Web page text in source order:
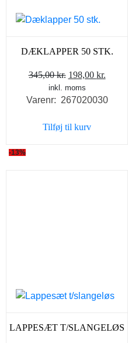
DÆKLAPPER 50 STK.
345,00kr. Den
oprindelige
pris
345,00 kr..
198,00 kr.
pris
inkl. moms
Varenr: 267020030
Tilføj til kurv
-13%
LAPPESÆT T/SLANGELØS